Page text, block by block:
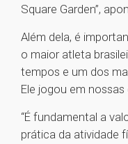
Square Garden”,
Além dela, é
o maior atleta
tempos e um dos
Ele jogou em
“É fundamental a
prática da atividade